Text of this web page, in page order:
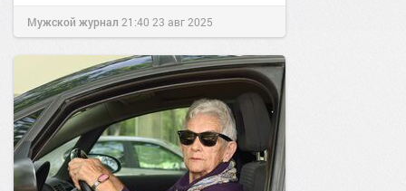
Мужской журнал 21:40 23 авг 2025